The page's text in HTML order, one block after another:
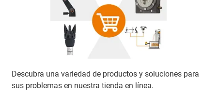
Descubra una variedad de productos y soluciones para
sus problemas en nuestra tienda en línea.